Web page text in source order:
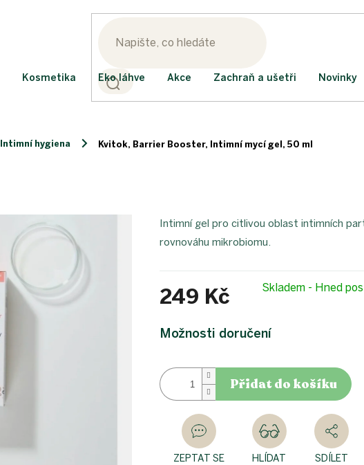
Kosmetika Eko láhve Akce Zachraň a ušetři Novinky
Intimní hygiena Kvitok, Barrier Booster, Intimní mycí gel, 50 ml
249 Kč
cena:
Skladem - Hned
Možnosti doručení
Přidat do košíku
Intimní gel pro citlivou oblast intimních
rovnováhu mikrobiomu.
ZEPTAT SE HLÍDAT SDÍLET